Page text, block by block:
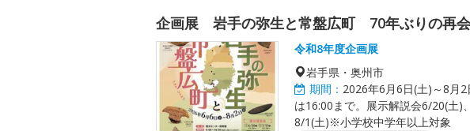
企画展 岩手の弥生と常盤広町 70年ぶりの再会
令和8年度企画展
岩手県・奥州市
期間： 2026年6月6日(土)～8月
は16:00まで。展示解説会6/20(土)
8/1(土)※小学校中学年以上対象